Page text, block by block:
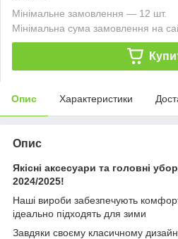
Мінімальне замовлення — 12 шт.
Мінімальна сума замовлення на
Опис Характеристики
Опис
Якісні аксесуари та головні
2024/2025!
Наші вироби забезпечують
ідеально підходять для зими
Завдяки своєму класичному